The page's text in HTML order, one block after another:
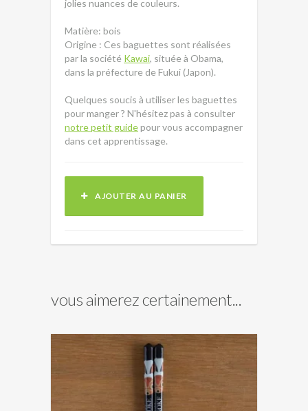
jolies nuances de couleurs.
Matière: bois
Origine : Ces baguettes sont réalisées
par la société Kawai, située à Obama,
dans la préfecture de Fukui (Japon).
Quelques soucis à utiliser les baguettes
pour manger ? N'hésitez pas à consulter
notre petit guidepour vous accompagner
dans cet apprentissage.
AJOUTER AU PANIER
vous aimerez certainement...